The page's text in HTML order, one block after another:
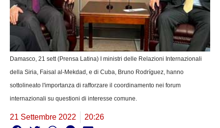
Damasco, 21 sett (Prensa Latina) I ministri delle Relazioni Internazionali
della Siria, Faisal al-Mekdad, e di Cuba, Bruno Rodríguez, hanno
sottolineato l'importanza di rafforzare il coordinamento nei forum
internazionali su questioni di interesse comune.
21 Settembre 2022 20:26